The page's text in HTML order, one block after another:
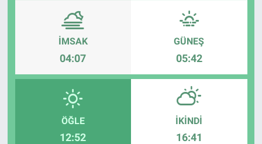
İMSAK
04:07
GÜNEŞ
05:42
ÖĞLE
12:52
İKINDI
16:41